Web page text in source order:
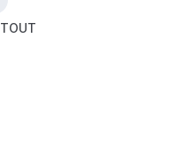
TOUT